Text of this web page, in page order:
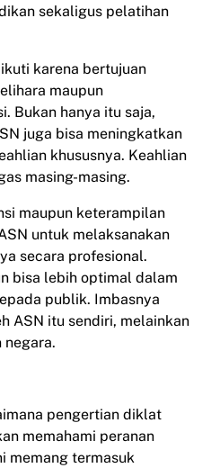
sekaligus pelatihan
karena bertujuan
maupun
Bukan hanya itu saja,
juga bisa meningkatkan
khususnya. Keahlian
masing-masing.
maupun keterampilan
untuk melaksanakan
secara profesional.
bisa lebih optimal dalam
publik. Imbasnya
ASN itu sendiri, melainkan
negara.
pengertian diklat
memahami peranan
memang termasuk